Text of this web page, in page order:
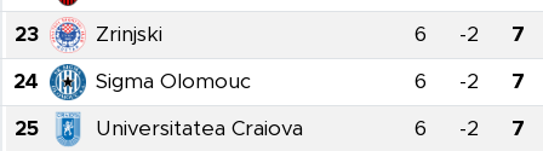
23 Zrinjski 6 -2 7
24 Sigma Olomouc 6 -2 7
25 Universitatea Craiova 6 -2 7